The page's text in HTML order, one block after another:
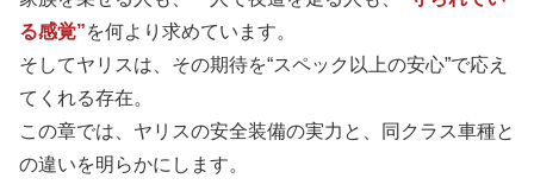
る感覚”を何より求めています。
そしてヤリスは、その期待を“スペック以上の安心”で応え
てくれる存在。
この章では、ヤリスの安全装備の実力と、同クラス車種と
の違いを明らかにします。